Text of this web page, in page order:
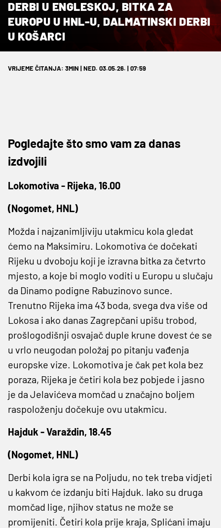
DERBI U ENGLESKOJ, BITKA ZA
EUROPU U HNL-U, DALMATINSKI DERBI
U KOŠARCI
VRIJEME ČITANJA: 3MIN | NED. 03.05.26. | 07:59
Pogledajte što smo vam za danas
izdvojili
Lokomotiva - Rijeka, 16.00
(Nogomet, HNL)
Možda i najzanimljiviju utakmicu kola gledat
ćemo na Maksimiru. Lokomotiva će dočekati
Rijeku u dvoboju koji je izravna bitka za četvrto
mjesto, a koje bi moglo voditi u Europu u slučaju
da Dinamo podigne Rabuzinovo sunce.
Trenutno Rijeka ima 43 boda, svega dva više od
Lokosa i ako danas Zagrepčani upišu trobod,
prošlogodišnji osvajač duple krune dovest će se
u vrlo neugodan položaj po pitanju vađenja
europske vize. Lokomotiva je čak pet kola bez
poraza, Rijeka je četiri kola bez pobjede i jasno
je da Jelavićeva momčad u značajno boljem
raspoloženju dočekuje ovu utakmicu.
Hajduk - Varaždin, 18.45
(Nogomet, HNL)
Derbi kola igra se na Poljudu, no tek treba vidjeti
u kakvom će izdanju biti Hajduk. Iako su druga
momčad lige, njihov status ne može se
promijeniti. Četiri kola prije kraja, Splićani imaju